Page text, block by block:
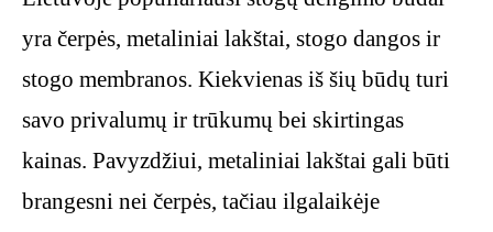
yra čerpės, metaliniai lakštai, stogo dangos ir
stogo membranos. Kiekvienas iš šių būdų turi
savo privalumų ir trūkumų bei skirtingas
kainas. Pavyzdžiui, metaliniai lakštai gali būti
brangesni nei čerpės, tačiau ilgalaikėje